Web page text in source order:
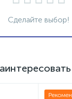
Сделайте выбор!